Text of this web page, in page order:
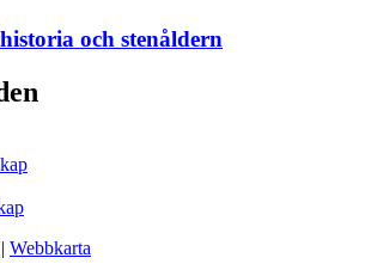
och stenåldern
| Webbkarta